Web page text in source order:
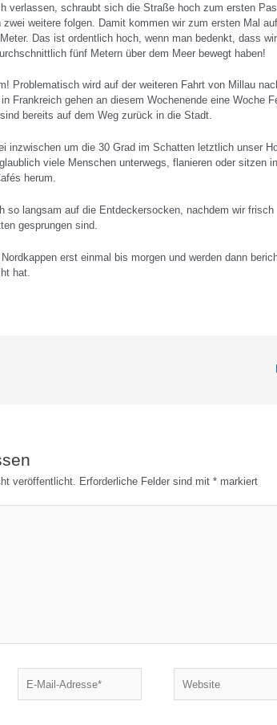
verlassen, schraubt sich die Straße hoch zum ersten
weitere folgen. Damit kommen wir zum ersten Mal auf
Das ist ordentlich hoch, wenn man bedenkt, dass
fünf Metern über dem Meer bewegt haben!
Problematisch wird auf der weiteren Fahrt von Millau
Frankreich gehen an diesem Wochenende eine Woche
bereits auf dem Weg zurück in die Stadt.
inzwischen um die 30 Grad im Schatten letztlich unser
viele Menschen unterwegs, flanieren oder sitzen
herum.
so langsam auf die Entdeckersocken, nachdem wir frisch
gesprungen sind.
erst einmal bis morgen und werden dann
hat.
veröffentlicht. Erforderliche Felder sind mit *markiert
Mail-